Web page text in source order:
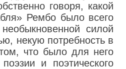
говоря, какой
Рембо было всего
силой
некую потребность в
что было для него
и поэтического